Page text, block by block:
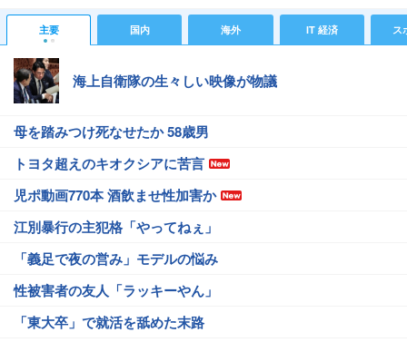
#ドリンク
#トレンド #ファッション #紅茶
#結婚
#結婚式
#烏龍茶 #かわいい
主要 国内 海外 IT 経済 ス
海上自衛隊の生々しい映像が物議
母を踏みつけ死なせたか 58歳男
トヨタ超えのキオクシアに苦言
児ポ動画770本 酒飲ませ性加害か
江別暴行の主犯格「やってねぇ」
「義足で夜の営み」モデルの悩み
性被害者の友人「ラッキーやん」
「東大卒」で就活を舐めた末路